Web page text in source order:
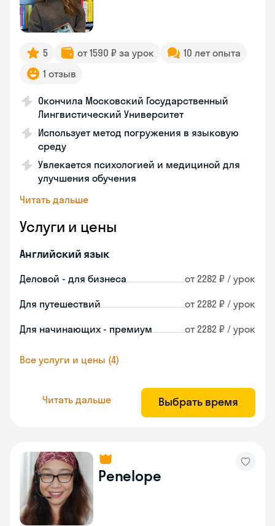
5 от 1590 ₽ за урок
10 лет опыта
1 отзыв
Окончила Московский Государственный
Лингвистический Университет
Использует метод погружения в языковую
среду
Увлекается психологией и медициной для
улучшения обучения
Читать дальше
Услуги и цены
Английский язык
Деловой - для бизнеса от 2282 ₽ / урок
Для путешествий от 2282 ₽ / урок
Для начинающих - премиум от 2282 ₽ / урок
Все услуги и цены (4)
Читать дальше Выбрать время
Penelope